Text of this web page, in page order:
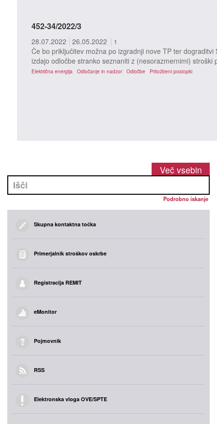
452-34/2022/3
28.07.2022 26.05.2022 1
Če bo priključitev možna po izgradnji nove TP ter
izdajo odločbe stranko seznaniti z (nesorazmernimi)
Električna energija Odločanje in nadzor Odločbe Pritožbeni postopki
Več vsebin
Podrobno iskanje
Skupna kontaktna točka
Primerjalnik stroškov oskrbe
Registracija REMIT
eMonitor
Pojmovnik
RSS
Elektronska vloga OVE/SPTE